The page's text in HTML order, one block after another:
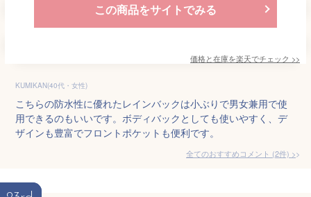
この商品をサイトでみる
価格と在庫を楽天でチェック >>
KUMIKAN(40代・女性)
こちらの防水性に優れたレインバックは小ぶりで男女兼用で使
用できるのもいいです。ボディバックとしても使いやすく、デ
ザインも豊富でフロントポケットも便利です。
全てのおすすめコメント (2件) >